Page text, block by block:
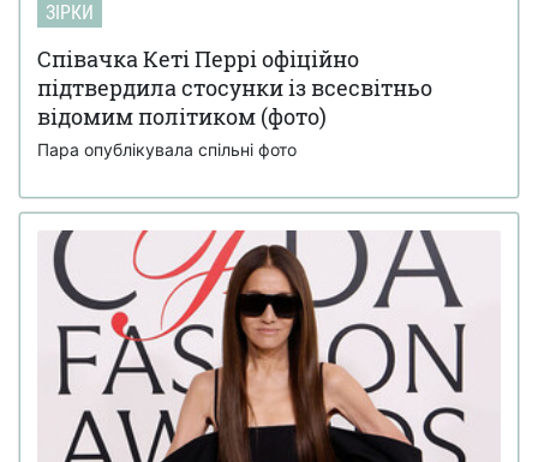
ЗІРКИ
Співачка Кеті Перрі офіційно
підтвердила стосунки із всесвітньо
відомим політиком (фото)
Пара опублікувала спільні фото